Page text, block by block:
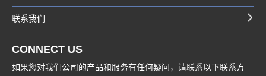
联系我们
CONNECT US
如果您对我们公司的产品和服务有任何疑问，请联系以下联系方